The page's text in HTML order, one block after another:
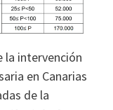
la intervención
en Canarias
de la